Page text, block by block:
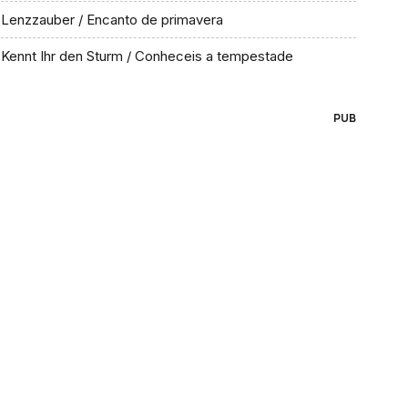
Lenzzauber / Encanto de primavera
Kennt Ihr den Sturm / Conheceis a tempestade
PUB